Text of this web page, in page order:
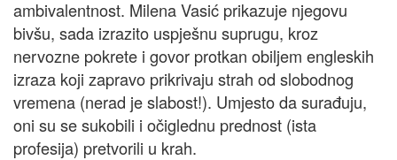
ambivalentnost. Milena Vasić prikazuje njegovu
bivšu, sada izrazito uspješnu suprugu, kroz
nervozne pokrete i govor protkan obiljem engleskih
izraza koji zapravo prikrivaju strah od slobodnog
vremena (nerad je slabost!). Umjesto da surađuju,
oni su se sukobili i očiglednu prednost (ista
profesija) pretvorili u krah.